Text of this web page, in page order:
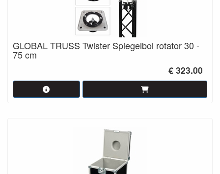
GLOBAL TRUSS Twister Spiegelbol rotator 30 -
75 cm
€ 323.00